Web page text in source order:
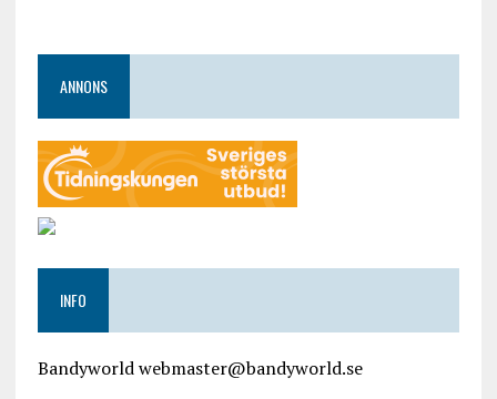
ANNONS
INFO
Bandyworld webmaster@bandyworld.se